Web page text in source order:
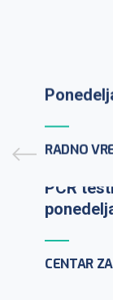
RADNO
Prijem
9:30h
PCR
CENTAR